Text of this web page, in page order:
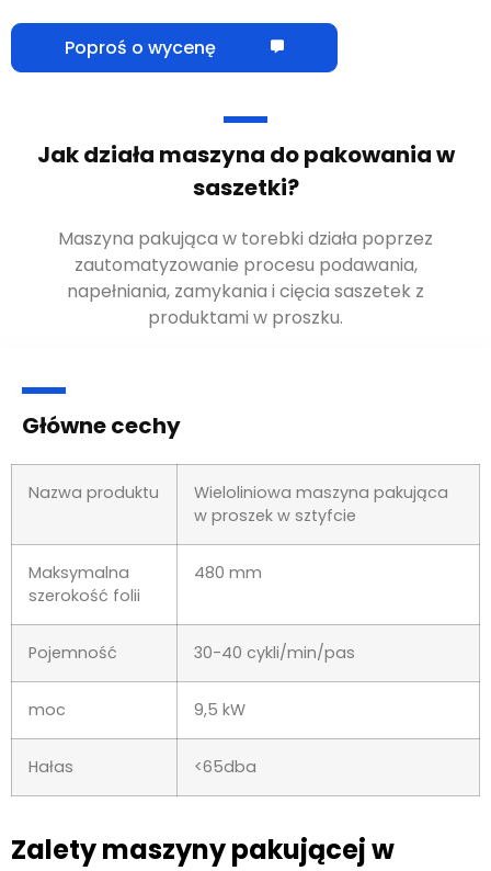
Poproś o wycenę
Jak działa maszyna do pakowania w
saszetki?
Maszyna pakująca w torebki działa poprzez
zautomatyzowanie procesu podawania,
napełniania, zamykania i cięcia saszetek z
produktami w proszku.
Główne cechy
Nazwa produktu
Wieloliniowa maszyna pakująca
w proszek w sztyfcie
Maksymalna
szerokość folii
480 mm
Pojemność 30-40 cykli/min/pas
moc 9,5 kW
Hałas <65dba
Zalety maszyny pakującej w